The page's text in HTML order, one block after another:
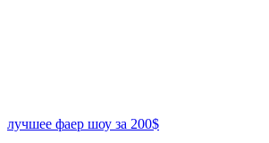
лучшее фаер шоу за 200$